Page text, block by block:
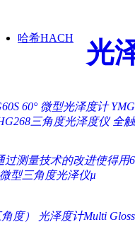
哈希HACH 光
60° 微型光泽度计
三角度光泽度仪 全
测量技术的改进使得用
微型三角度光泽仪µ
度）
光泽度计Multi